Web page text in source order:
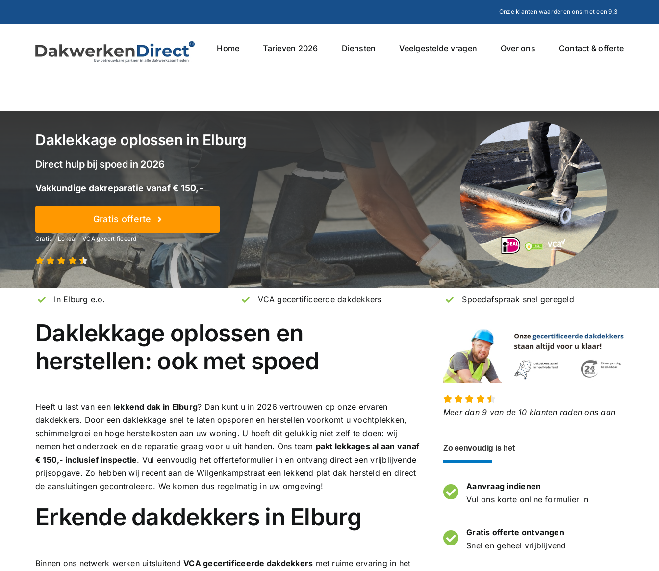
Onze klanten waarderen ons met een 9,3
Home Tarieven 2026 Diensten Veelgestelde vragen Over ons Contact & offerte
Daklekkage oplossen in Elburg
Direct hulp bij spoed in 2026
Vakkundige dakreparatie vanaf € 150,-
Gratis offerte
Gratis - Lokaal - VCA gecertificeerd
In Elburg e.o. VCA gecertificeerde dakdekkers Spoedafspraak snel geregeld
Daklekkage oplossen en
herstellen: ook met spoed
Heeft u last van een lekkend dak in Elburg? Dan kunt u in 2026 vertrouwen op onze ervaren
dakdekkers. Door een daklekkage snel te laten opsporen en herstellen voorkomt u vochtplekken,
schimmelgroei en hoge herstelkosten aan uw woning. U hoeft dit gelukkig niet zelf te doen: wij
nemen het onderzoek en de reparatie graag voor u uit handen. Ons team pakt lekkages al aan vanaf
€ 150,- inclusief inspectie. Vul eenvoudig het offerteformulier in en ontvang direct een vrijblijvende
prijsopgave. Zo hebben wij recent aan de Wilgenkampstraat een lekkend plat dak hersteld en direct
de aansluitingen gecontroleerd. We komen dus regelmatig in uw omgeving!
Erkende dakdekkers in Elburg
Binnen ons netwerk werken uitsluitendVCA gecertificeerde dakdekkers met ruime ervaring in het
Meer dan 9 van de 10 klanten raden ons aan
Zo eenvoudig is het
Aanvraag indienen
Vul ons korte online formulier in
Gratis offerte ontvangen
Snel en geheel vrijblijvend